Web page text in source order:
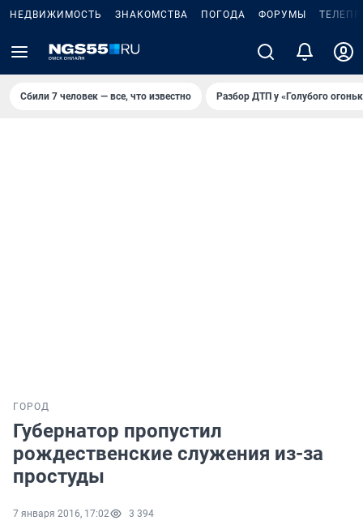
НЕДВИЖИМОСТЬ ЗНАКОМСТВА ПОГОДА ФОРУМЫ
Сбили 7 человек — все, что известно Разбор ДТП у «Голубого
ГОРОД
Губернатор пропустил
рождественские служения из-за
простуды
7 января 2016, 17:02 3 394